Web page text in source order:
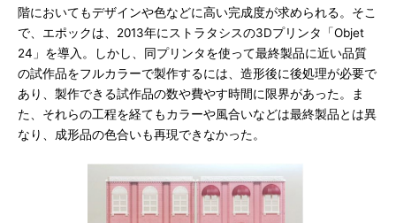
階においてもデザインや色などに高い完成度が求められる。そこ
で、エポックは、2013年にストラタシスの3Dプリンタ「Objet
24」を導入。しかし、同プリンタを使って最終製品に近い品質
の試作品をフルカラーで製作するには、造形後に後処理が必要で
あり、製作できる試作品の数や費やす時間に限界があった。ま
た、それらの工程を経てもカラーや風合いなどは最終製品とは異
なり、成形品の色合いも再現できなかった。